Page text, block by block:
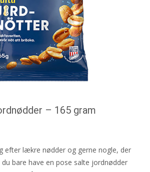
– 165 gram
efter lækre nødder og gerne nogle, der
du bare have en pose salte jordnødder